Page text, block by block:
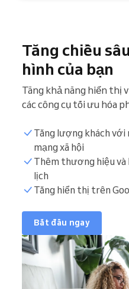
Tăng chiều
hình của bạn
Tăng khả năng hiển thị
các công cụ tối ưu hóa
Tăng lượng khách
mạng xã hội
Thêm thương hiệu và
lịch
Tăng hiển thị trên
Bắt đầu ngay